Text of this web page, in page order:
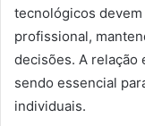
tecnológicos
profissional,
decisões. A relação
sendo essencial
individuais.